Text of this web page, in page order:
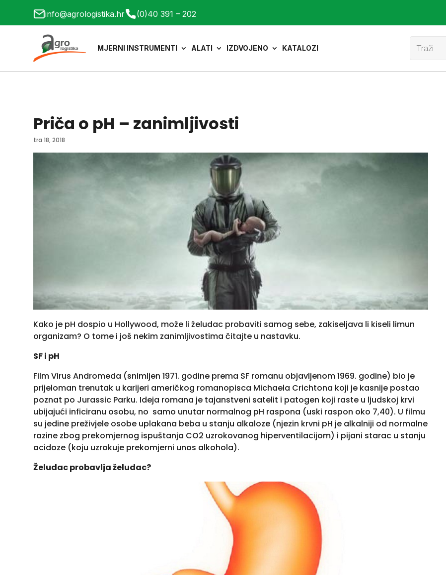
info@agrologistika.hr (0)40 391 – 202
MJERNI INSTRUMENTI ALATI IZDVOJENO KATALOZI
Products
search
Priča o pH – zanimljivosti
tra 18, 2018
Kako je pH dospio u Hollywood, može li želudac probaviti samog sebe, zakiseljava li kiseli limun
organizam? O tome i još nekim zanimljivostima čitajte u nastavku.
SF i pH
Film Virus Andromeda (snimljen 1971. godine prema SF romanu objavljenom 1969. godine) bio je
prijeloman trenutak u karijeri američkog romanopisca Michaela Crichtona koji je kasnije postao
poznat po Jurassic Parku. Ideja romana je tajanstveni satelit i patogen koji raste u ljudskoj krvi
ubijajući inficiranu osobu, no samo unutar normalnog pH raspona (uski raspon oko 7,40). U filmu
su jedine preživjele osobe uplakana beba u stanju alkaloze (njezin krvni pH je alkalniji od normalne
razine zbog prekomjernog ispuštanja CO2 uzrokovanog hiperventilacijom) i pijani starac u stanju
acidoze (koju uzrokuje prekomjerni unos alkohola).
Želudac probavlja želudac?